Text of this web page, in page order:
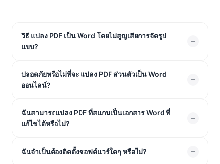
วิธี แปลง PDF เป็น Word โดยไม่สูญเสียการจัดรูป
แบบ?
เพียงอัปโหลดไฟล์ของคุณไปยังตัวแปลงออนไลน์ของเรา มัน
รักษาเค้าโครงเดิมของคุณไว้อย่างสมบูรณ์ ดังนั้นฟอนต์
คุณจะได้เอกสาร Word ที่สะอาดซึ่งดูเหมือนกับ PDF ต้นฉบับ
ของคุณ
ปลอดภัยหรือไม่ที่จะ แปลง PDF ส่วนตัวเป็น Word
ออนไลน์?
ใช่ เราใช้การเข้ารหัส SSL 256 บิตเพื่อปกป้องข้อมูลของคุณ
ไฟล์ที่อัปโหลดทั้งหมดจะถูกลบออกจากเซิร์ฟเวอร์ของเรา
ฉันสามารถแปลง PDF ที่สแกนเป็นเอกสาร Word ที่
แก้ไขได้หรือไม่?
แน่นอน เทคโนโลยี OCR ในตัวของเราสามารถรู้จำข้อความ
ฉันจำเป็นต้องติดตั้งซอฟต์แวร์ใดๆ หรือไม่?